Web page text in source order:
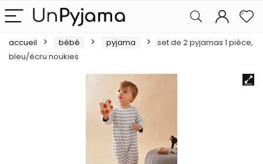
accueil bébé pyjama
set de 2 pyjamas 1 pièce,
bleu/écru noukies